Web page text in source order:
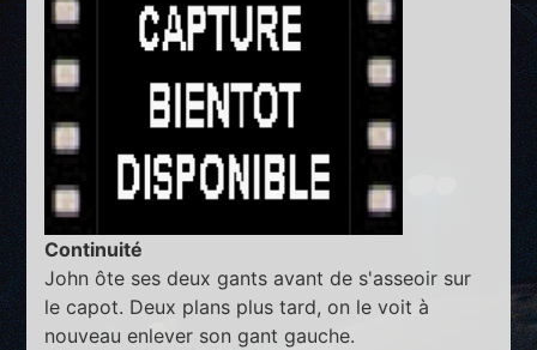
Continuité
John ôte ses deux gants avant de s'asseoir sur
le capot. Deux plans plus tard, on le voit à
nouveau enlever son gant gauche.